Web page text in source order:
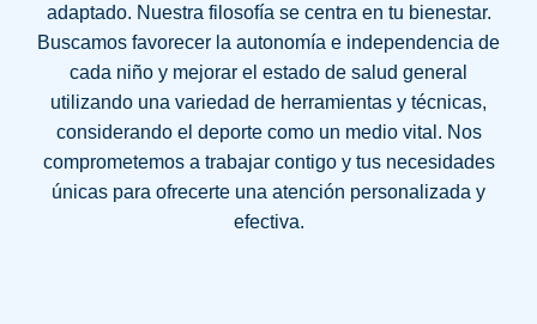
adaptado. Nuestra filosofía se centra en tu bienestar.
Buscamos favorecer la autonomía e independencia de
cada niño y mejorar el estado de salud general
utilizando una variedad de herramientas y técnicas,
considerando el deporte como un medio vital. Nos
comprometemos a trabajar contigo y tus necesidades
únicas para ofrecerte una atención personalizada y
efectiva.